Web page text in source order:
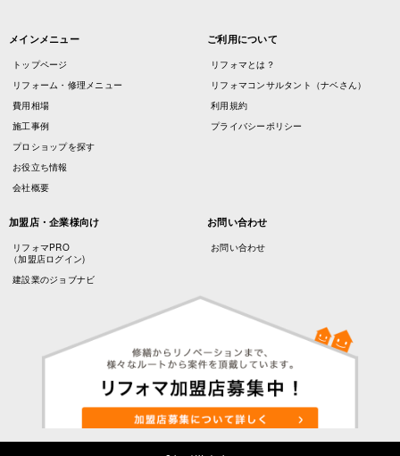
メインメニュー
トップページ
リフォーム・修理メニュー
費用相場
施工事例
プロショップを探す
お役立ち情報
会社概要
ご利用について
リフォマとは？
リフォマコンサルタント（ナベさん）
利用規約
プライバシーポリシー
加盟店・企業様向け
リフォマPRO
（加盟店ログイン)
建設業のジョブナビ
お問い合わせ
お問い合わせ